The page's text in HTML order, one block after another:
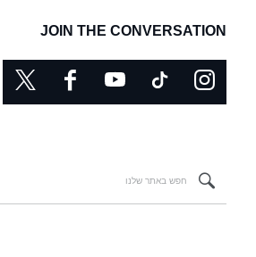
JOIN THE CONVERSATION